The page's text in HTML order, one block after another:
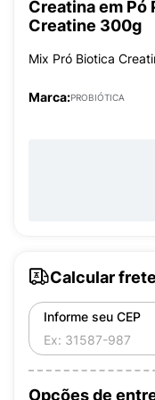
Creatina em Pó
Creatine 300g
Mix Pró Biotica
Marca:PROBIÓTICA
Calcular frete
Informe seu CEP
Opções de